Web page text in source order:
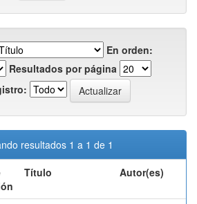
En orden:
Resultados por página
resultados 1 a 1 de 1
Título Autor(es)